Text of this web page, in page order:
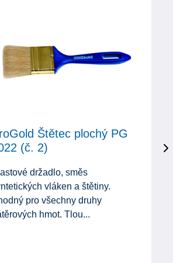
Štětec plochý PG
(č. 2)
držadlo, směs
vláken a štětiny.
pro všechny druhy
hmot. Tlou...